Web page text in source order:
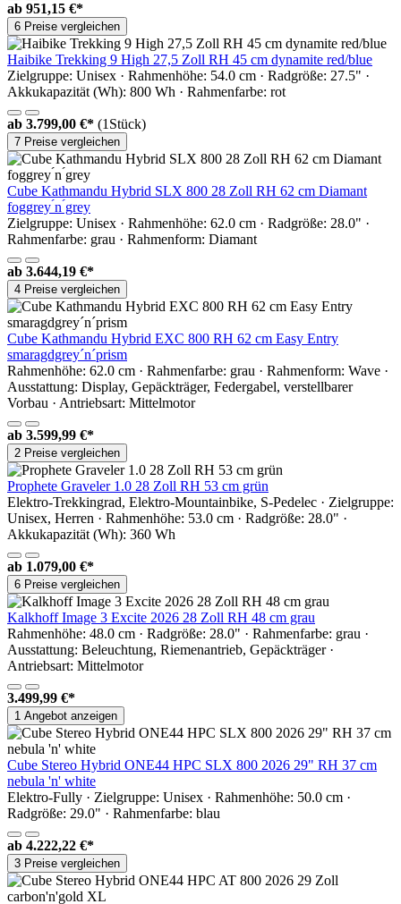
ab 951,15 €*
6 Preise vergleichen
Haibike Trekking 9 High 27,5 Zoll RH 45 cm dynamite red/blue
Zielgruppe: Unisex · Rahmenhöhe: 54.0 cm · Radgröße: 27.5" ·
Akkukapazität (Wh): 800 Wh · Rahmenfarbe: rot
ab 3.799,00 €* (1Stück)
7 Preise vergleichen
Cube Kathmandu Hybrid SLX 800 28 Zoll RH 62 cm Diamant
foggrey ́n ́grey
Zielgruppe: Unisex · Rahmenhöhe: 62.0 cm · Radgröße: 28.0" ·
Rahmenfarbe: grau · Rahmenform: Diamant
ab 3.644,19 €*
4 Preise vergleichen
Cube Kathmandu Hybrid EXC 800 RH 62 cm Easy Entry
smaragdgrey´n´prism
Rahmenhöhe: 62.0 cm · Rahmenfarbe: grau · Rahmenform: Wave ·
Ausstattung: Display, Gepäckträger, Federgabel, verstellbarer
Vorbau · Antriebsart: Mittelmotor
ab 3.599,99 €*
2 Preise vergleichen
Prophete Graveler 1.0 28 Zoll RH 53 cm grün
Elektro-Trekkingrad, Elektro-Mountainbike, S-Pedelec · Zielgruppe:
Unisex, Herren · Rahmenhöhe: 53.0 cm · Radgröße: 28.0" ·
Akkukapazität (Wh): 360 Wh
ab 1.079,00 €*
6 Preise vergleichen
Kalkhoff Image 3 Excite 2026 28 Zoll RH 48 cm grau
Rahmenhöhe: 48.0 cm · Radgröße: 28.0" · Rahmenfarbe: grau ·
Ausstattung: Beleuchtung, Riemenantrieb, Gepäckträger ·
Antriebsart: Mittelmotor
3.499,99 €*
1 Angebot anzeigen
Cube Stereo Hybrid ONE44 HPC SLX 800 2026 29" RH 37 cm
nebula 'n' white
Elektro-Fully · Zielgruppe: Unisex · Rahmenhöhe: 50.0 cm ·
Radgröße: 29.0" · Rahmenfarbe: blau
ab 4.222,22 €*
3 Preise vergleichen